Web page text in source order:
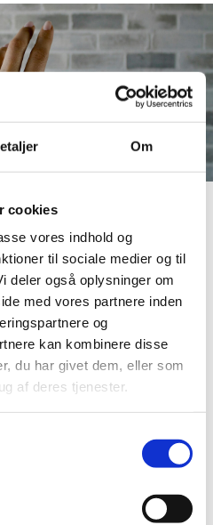
Om
cookies
vores indhold og
til sociale medier og til
deler også oplysninger om
med vores partnere inden
og
kan kombinere disse
du har givet dem, eller som
af deres tjenester.
af hus, er det f.eks. vigtigt
Dette opnås ved
og slibe eventuel gammel
er malet.
denne måde, får man en ren og
og holdbart resultat, der vil holde
har sætningsrevner, løs